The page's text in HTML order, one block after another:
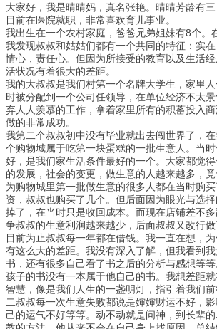
大家好，我是晴晴妈，真名张艳。晴晴芳龄有三
目前在医院就职，非常喜欢育儿事业。
我出生在一个农村家庭，爸爸兄弟姐妹有8个。
我发现叔叔和姑姑们都有一个共同的特征：实
情心，责任心。但因为所接受的教育以及生活
活状况有着很大的差距。
我的大叔叔是我们村第一个名牌大学生，家里
时被分配到一个公司任领导，在单位经济不太
弃人人羡慕的工作，拿着家里所有的积蓄投入
做的非常成功。
我第二个叔叔初中没有毕业就出去闯世界了，
个购物城属于吃第一块蛋糕的一批生意人。当
好，是我们家生活条件最好的一个。大家都觉
的发展，社会的变更，做生意的人越来越多，
为购物城里第一批做生意的很多人都在当时购
资，叔叔也购买了几个。但后面因为眼光与选
掉了，在当时只是收回成本。而现在店铺差不
争叔叔的生意利润越来越少，后面叔叔又改行
目前为止叔叔每一年都在借钱。我一直在想，
有这么大的差距。我没有深入了解，但我看到
书，还有很多自己看了书之后的分析与感想等
孩子的书没有一本属于他自己的书。我想差距
智慧，像是我们人生的一盏明灯，指引着我们前
二叔叔每一次生意失败都说是婶婶财运不好，
己的运气不好等等。动不动就是问神，到长辈